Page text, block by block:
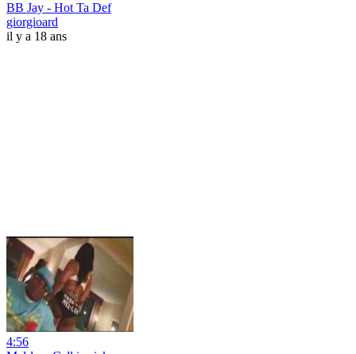
BB Jay - Hot Ta Def
giorgioard
il y a 18 ans
4:56